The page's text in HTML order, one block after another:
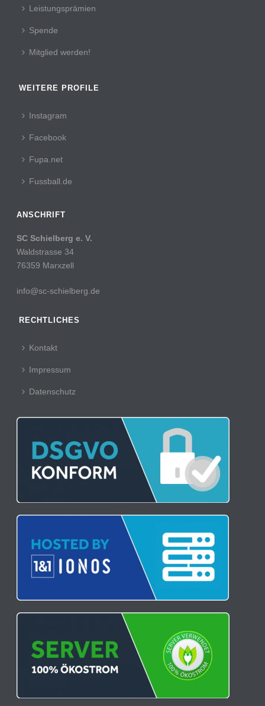
Leistungsprämien
Spende
Mitglied werden!
WEITERE PROFILE
Instagram
Facebook
Fupa.net
Fussball.de
ANSCHRIFT
SC Schielberg e. V.
Waldstrasse 34
76359 Marxzell
info@sc-schielberg.de
RECHTLICHES
Kontakt
Impressum
Datenschutz